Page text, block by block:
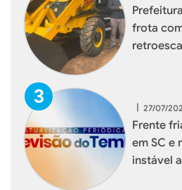
frota
| 27/07/
Frente
em SC e
instável